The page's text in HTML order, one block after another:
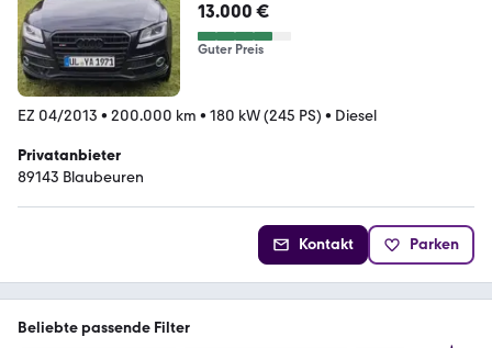
13.000 €
Guter Preis
EZ 04/2013 • 200.000 km • 180 kW (245 PS) • Diesel
Privatanbieter
89143 Blaubeuren
Kontakt Parken
Beliebte passende Filter